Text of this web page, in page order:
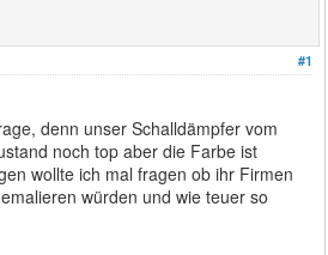
#1
denn unser Schalldämpfer vom
noch top aber die Farbe ist
wollte ich mal fragen ob ihr Firmen
würden und wie teuer so